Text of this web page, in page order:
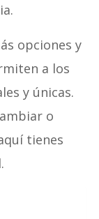
opciones y
a los
y únicas.
o
tienes